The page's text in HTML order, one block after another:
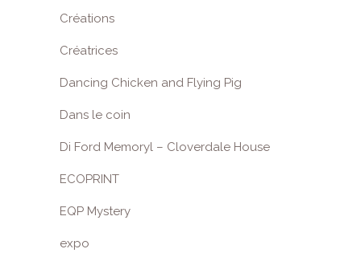
Créations
Créatrices
Dancing Chicken and Flying Pig
Dans le coin
Di Ford Memoryl – Cloverdale House
ECOPRINT
EQP Mystery
expo